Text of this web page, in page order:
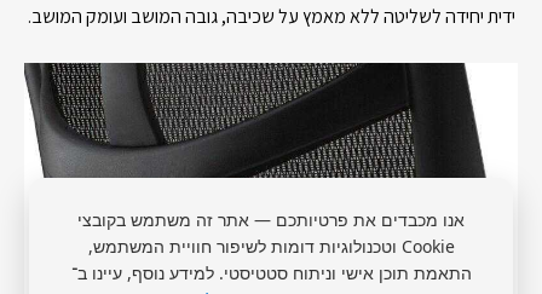
אנו מכבדים את פרטיותכם — אתר זה משתמש בקובצי
Cookie וטכנולוגיות דומות לשיפור חוויית המשתמש,
התאמת תוכן אישי וניתוח סטטיסטי. למידע נוסף, עיינו ב־
ידית יחידה לשליטה ללא מאמץ על שכיבה, גובה המושב ועומק המושב.